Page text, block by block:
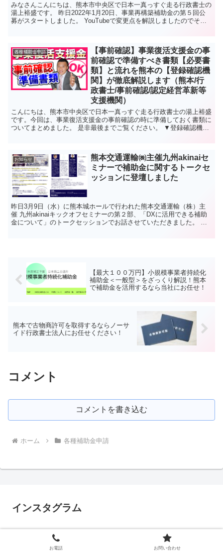
みなさんこんにちは、熊本市中央区で日本一真っすぐ走る行政書士の
湯上裕盛です。 昨日2022年1月20日、事業再構築補助金の第５回公
募がスタートしました。 YouTubeで変更点を解説しましたのでそち
各種補助金申請
【事前確認】事業復活支援金の事
前確認で準備すべき書類【必要書
類】と流れを熊本の【登録確認機
関】が徹底解説します（熊本/行
政書士/事前確認/認定経営革新等
支援機関）
こんにちは、熊本市中央区で日本一真っすぐ走る行政書士の湯上裕盛
です。今回は、事業復活支援金の事前確認の時に準備しておく書類に
ついてまとめました。 是非最後までご覧ください。 ▼登録確認機関
お知らせ
熊本交通運輸㈱主催九州akinaiセ
ミナーで補助金に関するトークセ
ッションに登壇しました
昨日3月9日（水）に熊本城ホールで行われた熊本交通運輸（株）主
催 九州akinaiキックオフセミナーの第２部、「DXに活用できる補助
金について」のトークセッションでお話させていただきました。 事
【最大１００万円】小規模事業者持続化
補助金＜一般型＞をざっくり解説！熊本
で補助金を活用するなら当社にお任せ！
熊本で古物商許可を取得するならノーサ
イド行政書士法人にお任せください！
コメント
コメントを書き込む
ホーム 各種補助金申請
インスタグラム
お電話 お問い合わせ